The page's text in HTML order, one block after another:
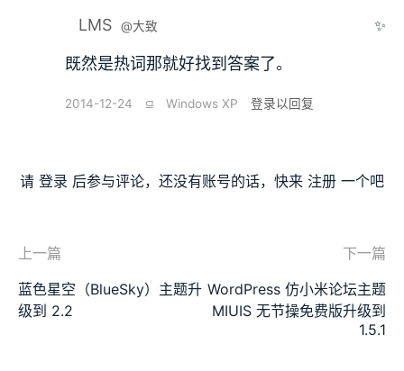
LMS @大致 ✨
既然是热词那就好找到答案了。
2014-12-24 ⫑ Windows XP 登录以回复
请 登录 后参与评论，还没有账号的话，快来 注册 一个吧
上一篇
蓝色星空（BlueSky）主题升
级到 2.2
下一篇
WordPress 仿小米论坛主题
MIUIS 无节操免费版升级到
1.5.1